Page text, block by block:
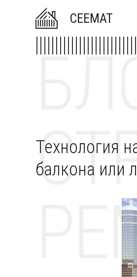
CEEMAT
Технология
балкона или